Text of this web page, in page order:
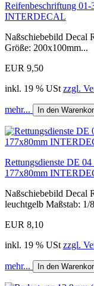
Reifenbeschriftung
INTERDECAL
Naßschiebebild Decal
Größe: 200x100mm...
EUR 9,50
inkl. 19 % USt zzgl.
mehr... In den
Rettungsdienste DE
177x80mm
Naßschiebebild Decal
leuchtgelb Maßstab: 1/
EUR 8,10
inkl. 19 % USt zzgl.
mehr... In den